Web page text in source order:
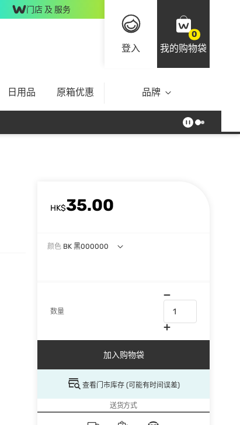
门店 及 服务
登入
0
我的购物袋
日用品 原箱优惠 品牌
HK$35.00
颜色 BK 黑000000
数量
加入购物袋
查看门市库存 (可能有时间误差)
送货方式